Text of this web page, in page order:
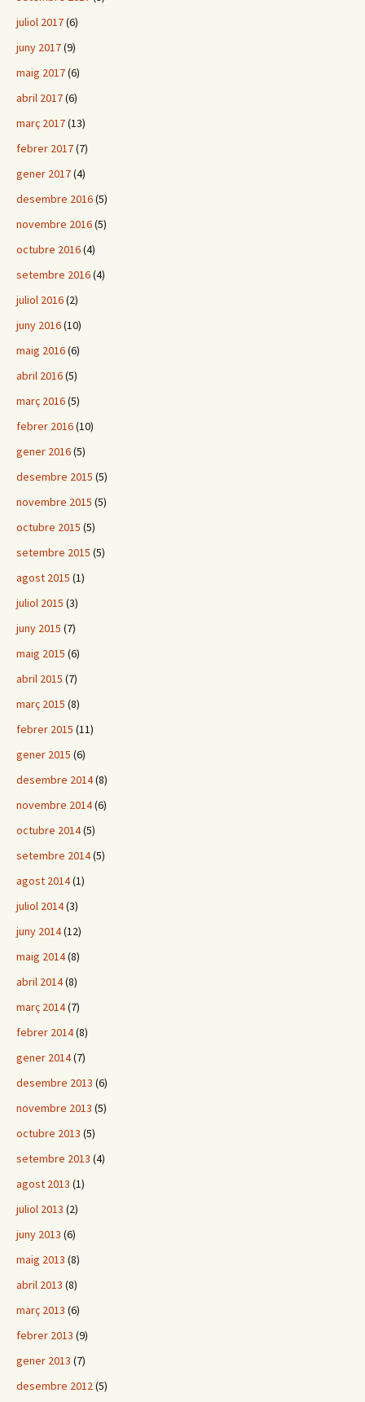
juliol 2017(6)
juny 2017(9)
maig 2017(6)
abril 2017(6)
març 2017(13)
febrer 2017(7)
gener 2017(4)
desembre 2016(5)
novembre 2016(5)
octubre 2016(4)
setembre 2016(4)
juliol 2016(2)
juny 2016(10)
maig 2016(6)
abril 2016(5)
març 2016(5)
febrer 2016(10)
gener 2016(5)
desembre 2015 (5)
novembre 2015 (5)
octubre 2015 (5)
setembre 2015 (5)
agost 2015 (1)
juliol 2015 (3)
juny 2015 (7)
maig 2015 (6)
abril 2015 (7)
març 2015 (8)
febrer 2015 (11)
gener 2015 (6)
desembre 2014(8)
novembre 2014(6)
octubre 2014(5)
setembre 2014(5)
agost 2014(1)
juliol 2014(3)
juny 2014(12)
maig 2014(8)
abril 2014(8)
març 2014(7)
febrer 2014(8)
gener 2014(7)
desembre 2013 (6)
novembre 2013 (5)
octubre 2013 (5)
setembre 2013 (4)
agost 2013 (1)
juliol 2013 (2)
juny 2013 (6)
maig 2013 (8)
abril 2013 (8)
març 2013 (6)
febrer 2013 (9)
gener 2013 (7)
desembre 2012(5)